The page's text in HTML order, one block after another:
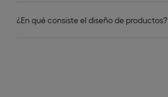
¿En qué consiste el diseño de productos?